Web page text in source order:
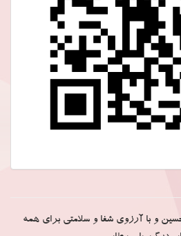
و با آرزوی شفا و سلامتی برای همه